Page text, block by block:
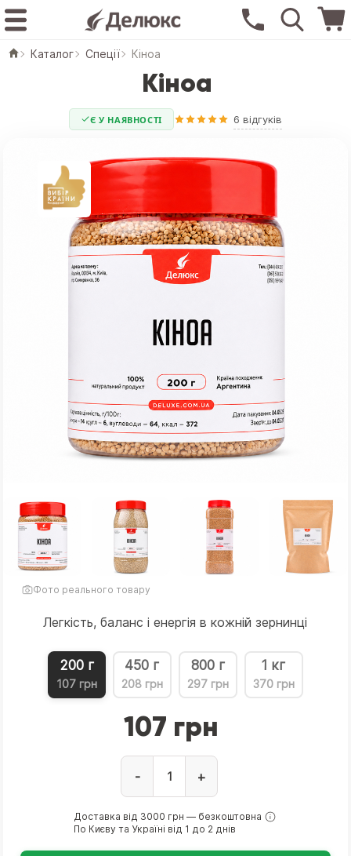
Каталог Спеції Кіноа
Кіноа
Є У НАЯВНОСТІ 6 відгуків
Фото реального товару
Легкість, баланс і енергія в кожній зернинці
200 г
107 грн
450 г
208 грн
800 г
297 грн
1 кг
370 грн
107 грн
- +
Доставка від 3000 грн — безкоштовна
По Києву та Україні від 1 до 2 днів